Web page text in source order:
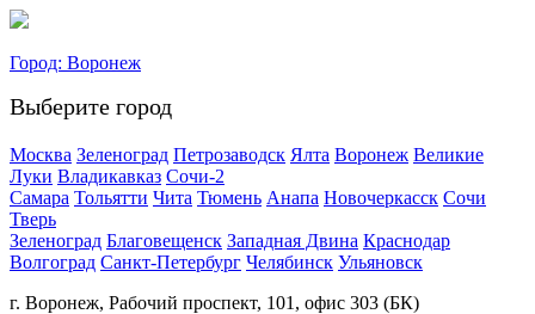
Город: Воронеж
Выберите город
Москва Зеленоград Петрозаводск Ялта Воронеж Великие
Луки Владикавказ Сочи-2
Самара Тольятти Чита Тюмень Анапа Новочеркасск Сочи
Тверь
Зеленоград Благовещенск Западная Двина Краснодар
Волгоград Санкт-Петербург Челябинск Ульяновск
г. Воронеж, Рабочий проспект, 101, офис 303 (БК)